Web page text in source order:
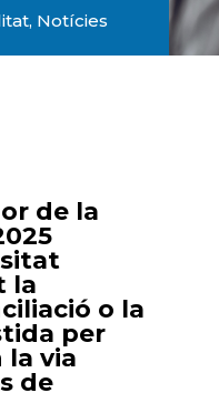
, Notícies
de la
la
o la
per
la via
de